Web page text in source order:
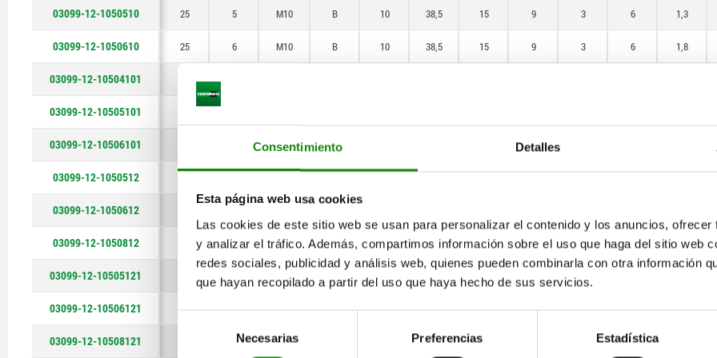
Consentimiento Detalles
Esta página web usa cookies
Las cookies de este sitio web se usan para personalizar el contenido y los anuncios,
y analizar el tráfico. Además, compartimos información sobre el uso que haga del sitio web
redes sociales, publicidad y análisis web, quienes pueden combinarla con otra información
que hayan recopilado a partir del uso que haya hecho de sus servicios.
Necesarias Preferencias Estadística
03099-12-1050510 25 5 M10 B 10 38,5 15 9 3 6 1,3
03099-12-1050610 25 6 M10 B 10 38,5 15 9 3 6 1,8
03099-12-10504101
03099-12-10505101
03099-12-10506101 M10x1 B 9
03099-12-1050512
03099-12-1050612
03099-12-1050812 8 M12 B 12 47,4 19 10,8 3,6 8 2,3
03099-12-10505121 M12x1,5 47,4 19
03099-12-10506121 30 6 M12x1,5 B 12 47,4 19 10,8 3,6 8 1,8
03099-12-10508121 M12x1,5 47,4 19 8